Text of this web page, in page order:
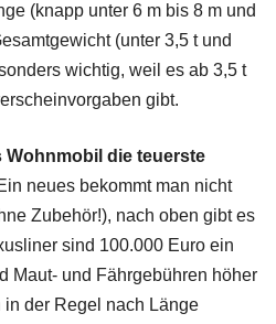
(knapp unter 6 m bis 8 m und
(unter 3,5 t und
wichtig, weil es ab 3,5 t
gibt.
Wohnmobil die teuerste
neues bekommt man nicht
Zubehör!), nach oben gibt es
sind 100.000 Euro ein
Maut- und Fährgebühren höher
der Regel nach Länge